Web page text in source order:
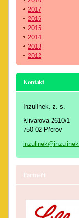
2017
2016
2015
2014
2013
2012
Kontakt
Inzulínek, z. s.
Klivarova 2610/1
750 02 Přerov
Partneři